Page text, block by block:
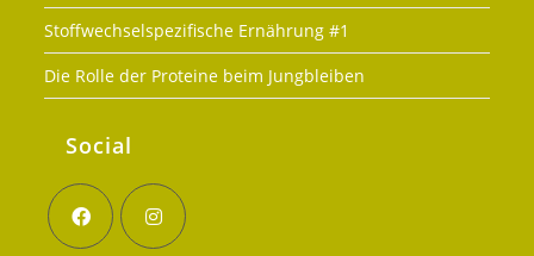
Stoffwechselspezifische Ernährung #1
Die Rolle der Proteine beim Jungbleiben
Social